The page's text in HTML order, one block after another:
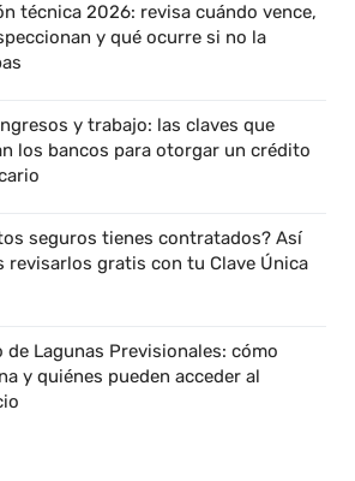
técnica 2026: revisa cuándo vence,
y qué ocurre si no la
y trabajo: las claves que
los bancos para otorgar un crédito
seguros tienes contratados? Así
revisarlos gratis con tu Clave Única
de Lagunas Previsionales: cómo
y quiénes pueden acceder al